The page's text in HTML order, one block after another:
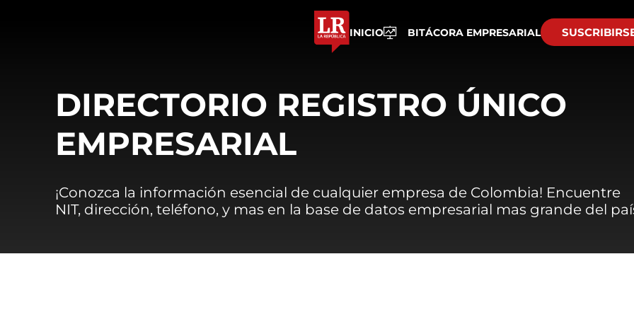
INICIO BITÁCORA EMPRESARIAL
DIRECTORIO REGISTRO ÚNICO
EMPRESARIAL
¡Conozca la información esencial de cualquier empresa de Colombia! Encuentre
NIT, dirección, teléfono, y mas en la base de datos empresarial mas grande del